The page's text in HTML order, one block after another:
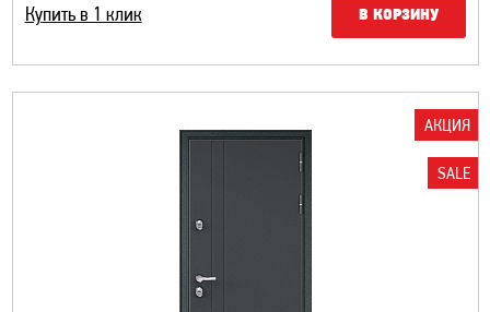
Купить в 1 клик
В КОРЗИНУ
АКЦИЯ
SALE